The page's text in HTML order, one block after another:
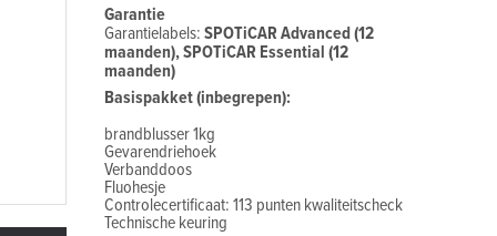
Garantie
Garantielabels:SPOTiCAR Advanced (12
maanden), SPOTiCAR Essential (12
maanden)
Beschikbare afleverpakketten:
Basispakket (inbegrepen):
brandblusser 1kg
Gevarendriehoek
Verbanddoos
Fluohesje
Controlecertificaat: 113 punten kwaliteitscheck
Technische keuring